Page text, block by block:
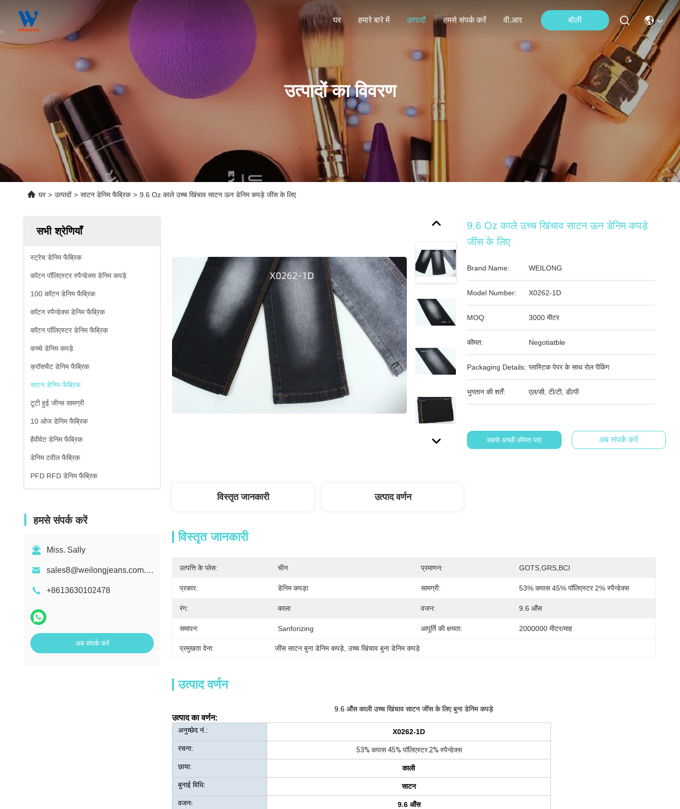
घर हमारे बारे में उत्पादों हमसे संपर्क करें वी.आर बोली
उत्पादों का विवरण
घर > उत्पादों > साटन डेनिम फैब्रिक > 9.6 Oz काले उच्च खिंचाव साटन ऊन डेनिम कपड़े जींस के लिए
सभी श्रेणियाँ
स्ट्रेच डेनिम फैब्रिक
कॉटन पॉलिएस्टर स्पैन्डेक्स डेनिम कपड़े
100 कॉटन डेनिम फैब्रिक
कॉटन स्पैन्डेक्स डेनिम फैब्रिक
कॉटन पॉलिएस्टर डेनिम फैब्रिक
कच्चे डेनिम कपड़े
क्रॉसचैट डेनिम फैब्रिक
साटन डेनिम फैब्रिक
टूटी हुई जीन्स सामग्री
10 ओज डेनिम फैब्रिक
हैवीवेट डेनिम फैब्रिक
डेनिम टवील फैब्रिक
PFD RFD डेनिम फैब्रिक
हमसे संपर्क करें
Miss. Sally
sales8@weilongjeans.com.cn
+8613630102478
अब संपर्क करें
9.6 Oz काले उच्च खिंचाव साटन ऊन डेनिम कपड़े
जींस के लिए
Brand Name: WEILONG
Model Number: X0262-1D
MOQ: 3000 मीटर
कीमत: Negotiatble
Packaging Details: प्लास्टिक पेपर के साथ रोल पैकिंग
भुगतान की शर्तें: एल/सी, टी/टी, डी/पी
सबसे अच्छी कीमत पाएं अब संपर्क करें
विस्तृत जानकारी उत्पाद वर्णन
विस्तृत जानकारी
उत्पत्ति के प्लेस: चीन प्रमाणन: GOTS,GRS,BCI
प्रकार: डेनिम कपड़ा सामग्री: 53% कपास 45% पॉलिएस्टर 2% स्पैन्डेक्स
रंग: काला वजन: 9.6 औंस
समापन: Sanforizing आपूर्ति की क्षमता: 2000000 मीटर/माह
प्रमुखता देना: जींस साटन बुना डेनिम कपड़े , उच्च खिंचाव बुना डेनिम कपड़े
उत्पाद वर्णन
9.6 औंस काली उच्च खिंचाव साटन जींस के लिए बुना डेनिम कपड़े
उत्पाद का वर्णन:
अनुच्छेद नं.: X0262-1D
रचना: 53% कपास 45% पॉलिएस्टर 2% स्पैन्डेक्स
छाया: काली
बुनाई विधि: साटन
वजनः 9.6 औंस